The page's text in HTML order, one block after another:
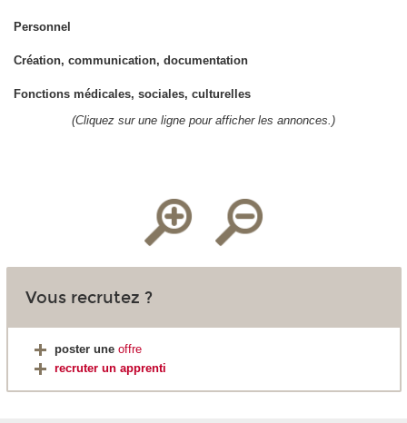
Personnel
Création, communication, documentation
Fonctions médicales, sociales, culturelles
(Cliquez sur une ligne pour afficher les annonces.)
Vous recrutez ?
poster une offre
recruter un apprenti